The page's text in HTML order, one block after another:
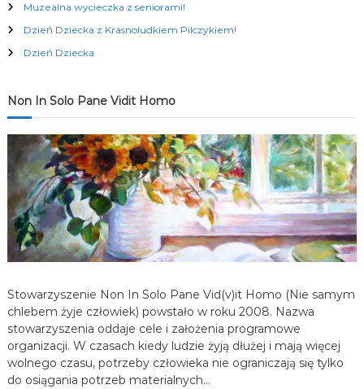
a
c
j
a
w
p
i
u
Muzealna wycieczka z seniorami!
Dzień Dziecka z Krasnoludkiem Pilczykiem!
Dzień Dziecka
Non In Solo Pane Vidit Homo
Stowarzyszenie Non In Solo Pane Vid(v)it Homo (Nie samym
chlebem żyje człowiek) powstało w roku 2008. Nazwa
stowarzyszenia oddaje cele i założenia programowe
organizacji. W czasach kiedy ludzie żyją dłużej i mają więcej
wolnego czasu, potrzeby człowieka nie ograniczają się tylko
do osiągania potrzeb materialnych…